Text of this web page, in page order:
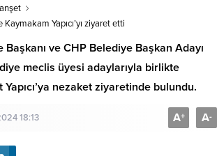
Yapıcı’yı ziyaret etti
ve CHP Belediye Başkan Adayı
meclis üyesi adaylarıyla birlikte
nezaket ziyaretinde bulundu.
18:13 A+ A-